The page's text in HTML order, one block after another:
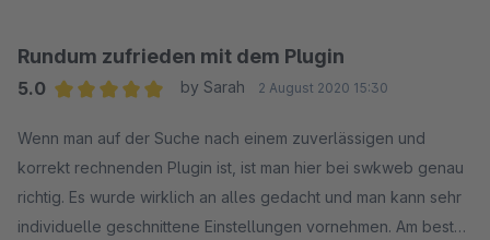
Aufwand bedeuten könnte.
geantwortet wie vorzugehen ist und warum wir das nicht
in das Plugin aufnehmen wollen.
Dabei sehen wir keine direkte Anwendung in unserem
Plugin, bzw. sofern wir so etwas umsetzen würden, fällt
Rundum zufrieden mit dem Plugin
5.0
by Sarah 2 August 2020 15:30
Wenn man auf der Suche nach einem zuverlässigen und
korrekt rechnenden Plugin ist, ist man hier bei swkweb genau
richtig. Es wurde wirklich an alles gedacht und man kann sehr
individuelle geschnittene Einstellungen vornehmen. Am besten